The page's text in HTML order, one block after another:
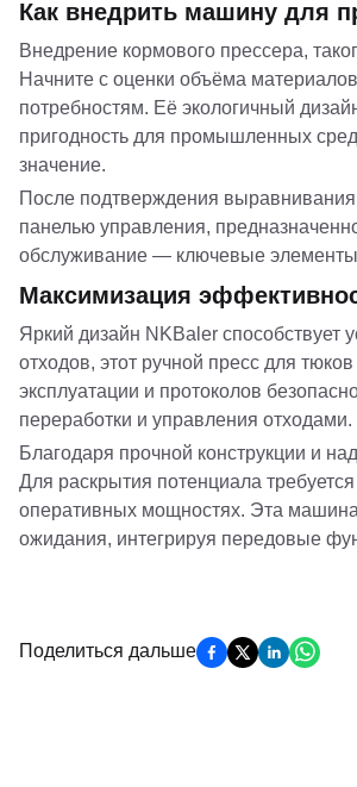
Как внедрить машину для
Внедрение кормового прессера,
Начните с оценки объёма
потребностям. Её экологичный
пригодность для промышленных
значение.
После подтверждения выравнивания
панелью управления,
обслуживание — ключевые элементы
Максимизация
Яркий дизайн NKBaler
отходов, этот ручной пресс для
эксплуатации и протоколов
переработки и управления отходами.
Благодаря прочной конструкции и
Для раскрытия потенциала
оперативных мощностях. Эта
ожидания, интегрируя передовые
Поделиться дальше